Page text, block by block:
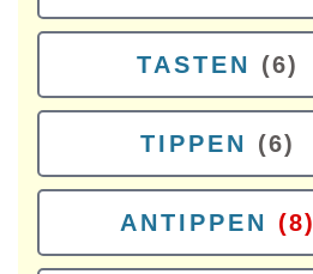
TASTEN (6)
TIPPEN (6)
ANTIPPEN (8)